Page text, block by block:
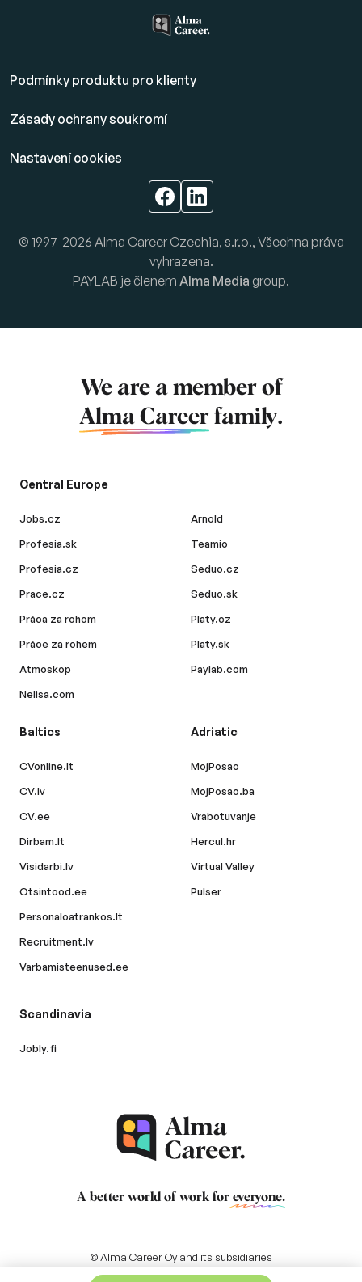
Podmínky produktu pro klienty
Zásady ochrany soukromí
Nastavení cookies
© 1997-2026 Alma Career Czechia, s.r.o., Všechna práva
vyhrazena.
PAYLAB je členem Alma Media group.
We are a member of
Alma Career family.
Central Europe
Jobs.cz
Profesia.sk
Profesia.cz
Prace.cz
Práca za rohom
Práce za rohem
Atmoskop
Nelisa.com
Arnold
Teamio
Seduo.cz
Seduo.sk
Platy.cz
Platy.sk
Paylab.com
Baltics
CVonline.lt
CV.lv
CV.ee
Dirbam.lt
Visidarbi.lv
Otsintood.ee
Personaloatrankos.lt
Recruitment.lv
Varbamisteenused.ee
Adriatic
MojPosao
MojPosao.ba
Vrabotuvanje
Hercul.hr
Virtual Valley
Pulser
Scandinavia
Jobly.fi
A better world of work for everyone.
© Alma Career Oy and its subsidiaries